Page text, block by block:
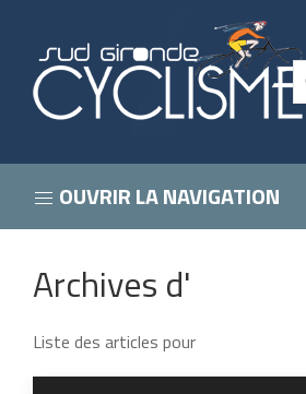
OUVRIR LA NAVIGATION
Archives d'
Liste des articles pour